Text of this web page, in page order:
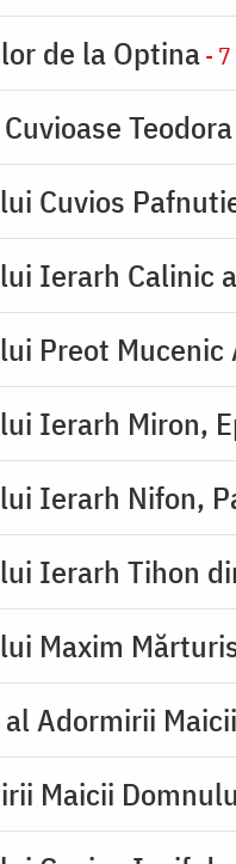
de la Optina-
Cuvios
Ierarh Calinic
Preot Mucenic
Ierarh Miron,
Ierarh Nifon,
Ierarh Tihon
Maxim
Adormirii
Maicii